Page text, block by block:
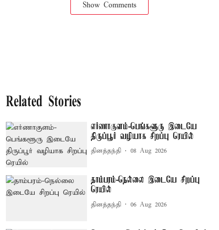
Show Comments
Related Stories
எர்ணாகுளம்-பெங்களூரு இடையே
திருப்பூர் வழியாக சிறப்பு ரெயில்
தினத்தந்தி 08 Aug 2026
தாம்பரம்-நெல்லை இடையே சிறப்பு
ரெயில்
தினத்தந்தி 06 Aug 2026